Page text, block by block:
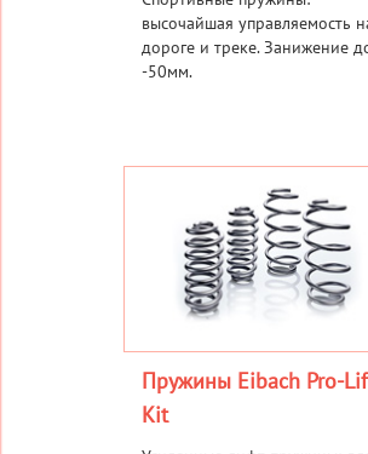
высочайшая управляемость
дороге и треке. Занижение
-50мм.
Пружины Eibach Pro-
Kit